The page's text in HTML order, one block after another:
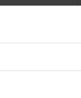
och
och